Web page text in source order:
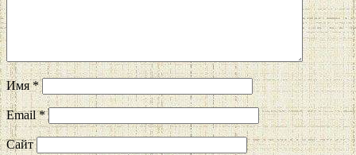
Имя*
Email*
Сайт